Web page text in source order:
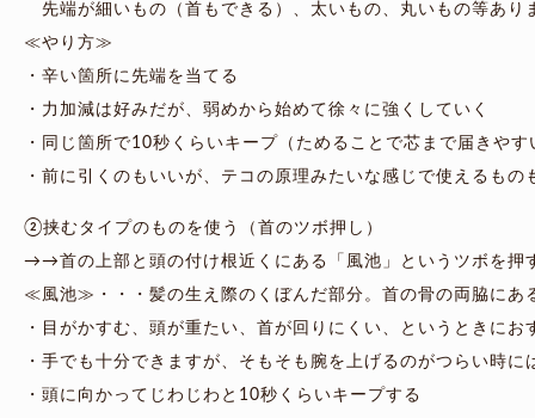
先端が細いもの（首もできる）、太いもの、丸いもの等あ
≪やり方≫
・辛い箇所に先端を当てる
・力加減は好みだが、弱めから始めて徐々に強くしていく
・同じ箇所で10秒くらいキープ（ためることで芯まで届きやす
・前に引くのもいいが、テコの原理みたいな感じで使えるもの
②挟むタイプのものを使う（首のツボ押し）
→→首の上部と頭の付け根近くにある「風池」というツボを押
≪風池≫・・・髪の生え際のくぼんだ部分。首の骨の両脇にあ
・目がかすむ、頭が重たい、首が回りにくい、というときにお
・手でも十分できますが、そもそも腕を上げるのがつらい時に
・頭に向かってじわじわと10秒くらいキープする